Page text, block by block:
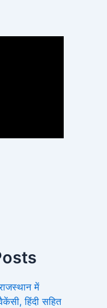
में
हिंदी सहित